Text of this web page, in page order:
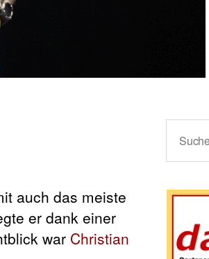
auch das meiste
er dank einer
war Christian